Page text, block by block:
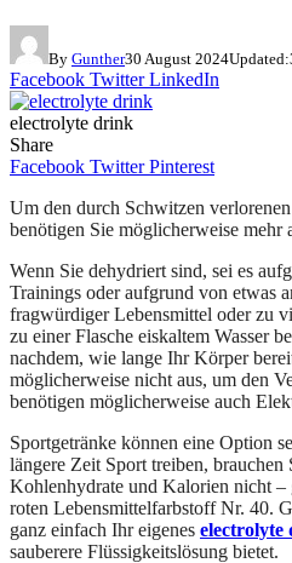
By Gunther30 August 2024Updated:
Facebook Twitter LinkedIn
electrolyte drink
Share
Facebook Twitter Pinterest
Um den durch Schwitzen
benötigen Sie möglicherweise mehr
Wenn Sie dehydriert sind, sei es
Trainings oder aufgrund von etwas
fragwürdiger Lebensmittel oder zu
zu einer Flasche eiskaltem Wasser
nachdem, wie lange Ihr Körper
möglicherweise nicht aus, um den
benötigen möglicherweise auch
Sportgetränke können eine Option
längere Zeit Sport treiben, brauchen
Kohlenhydrate und Kalorien nicht –
roten Lebensmittelfarbstoff Nr. 40.
ganz einfach Ihr eigenes electrolyte
sauberere Flüssigkeitslösung bietet.